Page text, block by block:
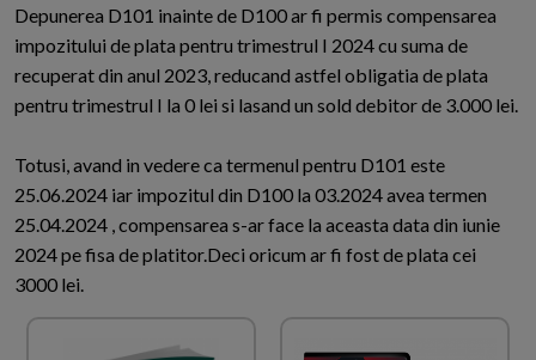
Depunerea D101 inainte de D100 ar fi permis compensarea
impozitului de plata pentru trimestrul I 2024 cu suma de
recuperat din anul 2023, reducand astfel obligatia de plata
pentru trimestrul I la 0 lei si lasand un sold debitor de 3.000 lei.
Totusi, avand in vedere ca termenul pentru D101 este
25.06.2024 iar impozitul din D100 la 03.2024 avea termen
25.04.2024 , compensarea s-ar face la aceasta data din iunie
2024 pe fisa de platitor.Deci oricum ar fi fost de plata cei
3000 lei.